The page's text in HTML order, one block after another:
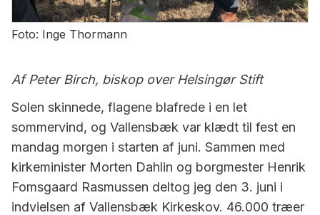
Foto: Inge Thormann
Af Peter Birch, biskop over Helsingør Stift
Solen skinnede, flagene blafrede i en let
sommervind, og Vallensbæk var klædt til fest en
mandag morgen i starten af juni. Sammen med
kirkeminister Morten Dahlin og borgmester Henrik
Fomsgaard Rasmussen deltog jeg den 3. juni i
indvielsen af Vallensbæk Kirkeskov. 46.000 træer